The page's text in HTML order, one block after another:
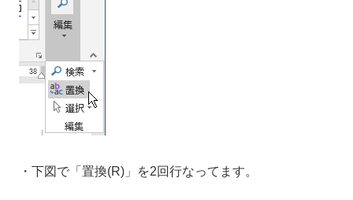
・下図で「置換(R)」を2回行なってます。